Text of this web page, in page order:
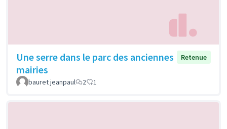
Une serre dans le parc des anciennes
mairies
Retenue
bauret jeanpaul 2 1